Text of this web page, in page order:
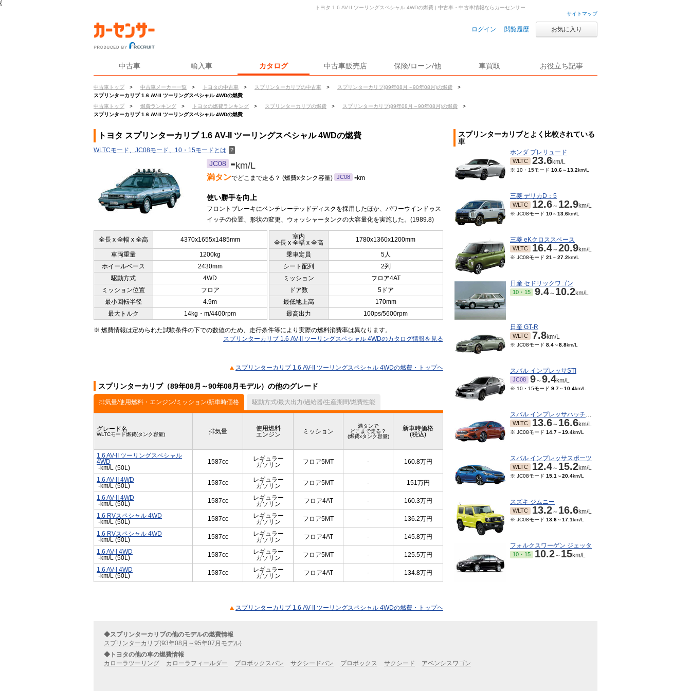
{
サイトマップ
ログイン 閲覧履歴 お気に入り
中古車 輸入車 カタログ 中古車販売店 保険/ローン/他 車買取 お役立ち記事
中古車トップ > 中古車メーカー一覧 > トヨタの中古車 > スプリンターカリブの中古車 > スプリンターカリブ(89年08月～90年08月)の燃費
>
スプリンターカリブ 1.6 AV-II ツーリングスペシャル 4WDの燃費
中古車トップ
> 燃費ランキング > トヨタの燃費ランキング > スプリンターカリブの燃費 > スプリンターカリブ(89年08月～90年08月)の燃費
>
スプリンターカリブ 1.6 AV-II ツーリングスペシャル 4WDの燃費
トヨタ 1.6 AV-II ツーリングスペシャル 4WDの燃費 | 中古車・中古車情報ならカーセンサー
トヨタ スプリンターカリブ 1.6 AV-II ツーリングスペシャル 4WDの燃費
WLTCモード、JC08モード、10・15モードとは ？
JC08 -km/L
満タンでどこまで走る？ (燃費xタンク容量) JC08 -km
使い勝手を向上
フロントブレーキにベンチレーテッドディスクを採用したほか、パワーウインドゥス
イッチの位置、形状の変更、ウォッシャータンクの大容量化を実施した。(1989.8)
全長 x 全幅 x 全高 4370x1655x1485mm
室内
全長 x 全幅 x 全高
1780x1360x1200mm
車両重量 1200kg 乗車定員
5人
ホイールベース
2430mm シート配列
2列
駆動方式
4WD ミッション
フロア4AT
ミッション位置
フロア ドア数
5ドア
最小回転半径
4.9m 最低地上高
170mm
最大トルク
14kg・m/4400rpm 最高出力 100ps/5600rpm
※ 燃費情報は定められた試験条件の下での数値のため、走行条件等により実際の燃料消費率は異なります。
スプリンターカリブ 1.6 AV-II ツーリングスペシャル 4WDのカタログ情報を見る
スプリンターカリブ 1.6 AV-II ツーリングスペシャル 4WDの燃費・トップヘ
スプリンターカリブ（89年08月～90年08月モデル）の他のグレード
排気量/使用燃料・エンジン/ミッション/新車時価格 駆動方式/最大出力/過給器/生産期間/燃費性能
グレード名
WLTCモード燃費(タンク容量) 排気量
使用燃料
エンジン
ミッション
満タンで
どこまで走る？
(燃費xタンク容量)
新車時価格
(税込)
1.6 AV-II ツーリングスペシャル
4WD
-km/L (50L)
1587cc
レギュラー
ガソリン
フロア5MT - 160.8万円
1.6 AV-II 4WD
-km/L (50L)
1587cc
レギュラー
ガソリン
フロア5MT - 151万円
1.6 AV-II 4WD
-km/L (50L)
1587cc
レギュラー
ガソリン
フロア4AT - 160.3万円
1.6 RVスペシャル 4WD
-km/L (50L)
1587cc
レギュラー
ガソリン
フロア5MT - 136.2万円
1.6 RVスペシャル 4WD
-km/L (50L)
1587cc
レギュラー
ガソリン
フロア4AT - 145.8万円
1.6 AV-I 4WD
-km/L (50L)
1587cc
レギュラー
ガソリン
フロア5MT - 125.5万円
1.6 AV-I 4WD
-km/L (50L)
1587cc
レギュラー
ガソリン
フロア4AT - 134.8万円
スプリンターカリブ 1.6 AV-II ツーリングスペシャル 4WDの燃費・トップヘ
スプリンターカリブとよく比較されている
車
ホンダ プレリュード
WLTC 23.6km/L
※ 10・15モード 10.6～13.2km/L
三菱 デリカD：5
WLTC 12.6～ 12.9km/L
※ JC08モード 10～13.6km/L
三菱 eKクロススペース
WLTC 16.4～20.9km/L
※ JC08モード 21 ～27.2km/L
日産 セドリックワゴン
10・15 9.4～ 10.2km/L
日産 GT-R
WLTC 7.8km/L
※ JC08モード 8.4～8.8km/L
スバル インプレッサSTI
JC08 9～9.4km/L
※ 10・15モード 9.7～10.4km/L
スバル インプレッサハッチバック
WLTC 13.6～ 16.6km/L
※ JC08モード 14.7～19.4km/L
スバル インプレッサスポーツ
WLTC 12.4～ 15.2km/L
※ JC08モード 15.1 ～20.4km/L
スズキ ジムニー
WLTC 13.2～ 16.6km/L
※ JC08モード 13.6～17.1km/L
フォルクスワーゲン ジェッタ
10・15 10.2～ 15km/L
◆スプリンターカリブの他のモデルの燃費情報
スプリンターカリブ(93年08月～95年07月モデル)
◆トヨタの他の車の燃費情報
カローラツーリング
カローラフィールダー プロボックスバン サクシードバン プロボックス サクシード アベンシスワゴン